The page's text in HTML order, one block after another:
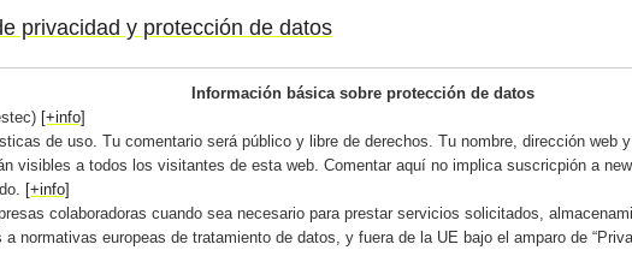
privacidad y protección de datos
Información básica sobre protección de datos
[+info]
de uso. Tu comentario será público y libre de derechos. Tu nombre, dirección web
visibles a todos los visitantes de esta web. Comentar aquí no implica suscricpión a
[+info]
colaboradoras cuando sea necesario para prestar servicios solicitados,
normativas europeas de tratamiento de datos, y fuera de la UE bajo el amparo de